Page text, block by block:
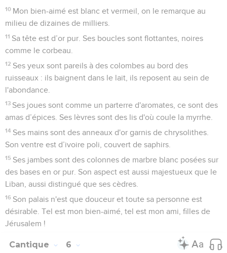
10 Mon bien-aimé est blanc et vermeil, on le remarque au
milieu de dizaines de milliers.
11 Sa tête est d’or pur. Ses boucles sont flottantes, noires
comme le corbeau.
12 Ses yeux sont pareils à des colombes au bord des
ruisseaux : ils baignent dans le lait, ils reposent au sein de
l'abondance.
13 Ses joues sont comme un parterre d'aromates, ce sont des
amas d’épices. Ses lèvres sont des lis d'où coule la myrrhe.
14 Ses mains sont des anneaux d'or garnis de chrysolithes.
Son ventre est d’ivoire poli, couvert de saphirs.
15 Ses jambes sont des colonnes de marbre blanc posées sur
des bases en or pur. Son aspect est aussi majestueux que le
Liban, aussi distingué que ses cèdres.
16 Son palais n'est que douceur et toute sa personne est
désirable. Tel est mon bien-aimé, tel est mon ami, filles de
Jérusalem !
Cantique 6